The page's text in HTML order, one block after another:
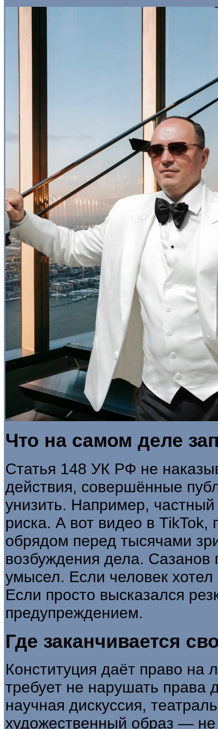
Что на самом деле
Статья 148 УК РФ не
действия, совершённые
унизить. Например,
риска. А вот видео в TikTok,
обрядом перед тысячами
возбуждения дела.
умысел. Если человек
Если просто высказался
предупреждением.
Где заканчивается
Конституция даёт право
требует не нарушать права
научная дискуссия,
художественный образ —